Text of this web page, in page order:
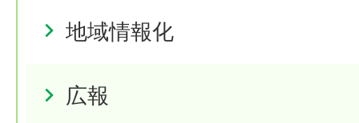
地域情報化
広報